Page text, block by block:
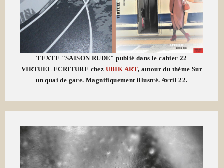
TEXTE "SAISON RUDE" publié dans le cahier 22
VIRTUEL ECRITURE chez UBIK ART, autour du thème Sur
un quai de gare. Magnifiquement illustré. Avril 22.